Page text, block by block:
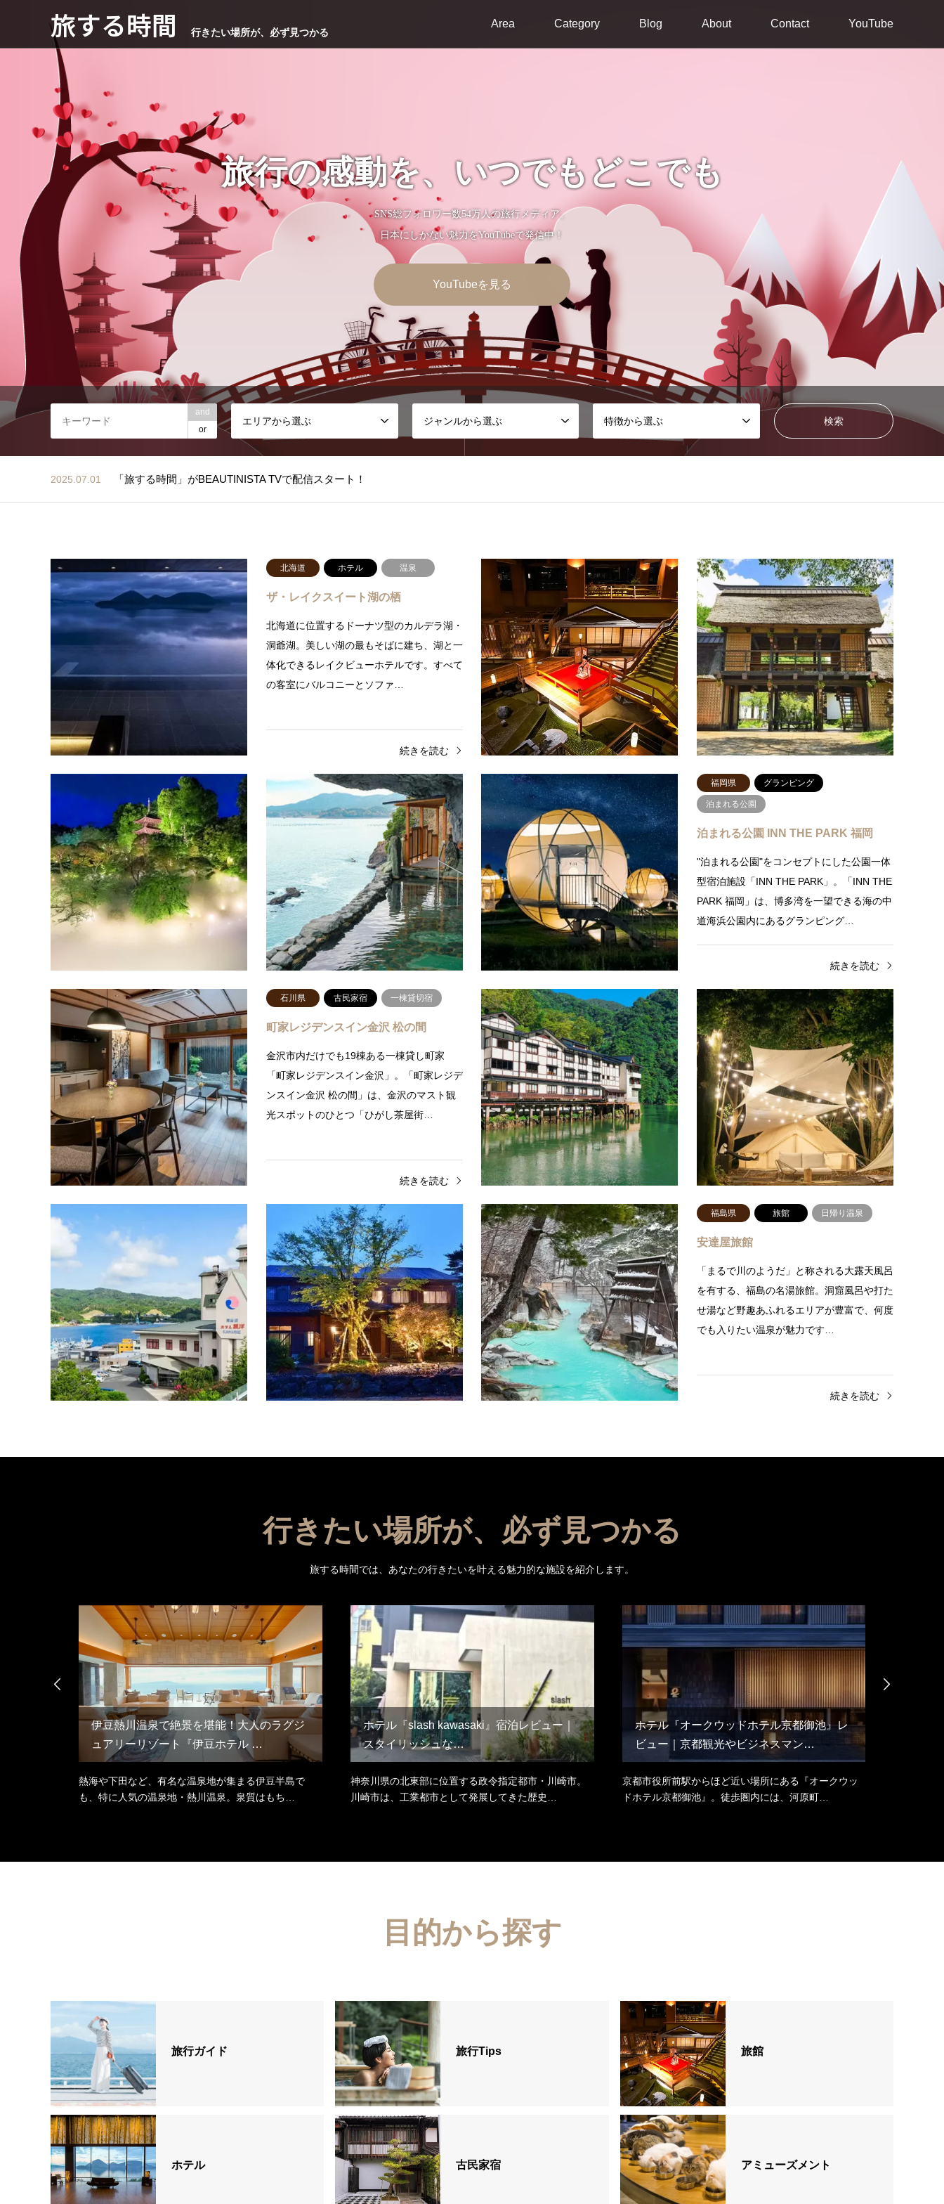
旅する時間 行きたい場所が、必ず見つかる
Area Category Blog About Contact YouTube
and
or
エリアから選ぶ ジャンルから選ぶ 特徴から選ぶ
2025.07.01 「旅する時間」がBEAUTINISTA TVで配信スタート！
2025.11.02 旅とおでかけのためのブランド、 『TABBIA』の予約販売を開始しました！
北海道 ホテル 温泉
ザ・レイクスイート湖の栖
北海道に位置するドーナツ型のカルデラ湖・
洞爺湖。美しい湖の最もそばに建ち、湖と一
体化できるレイクビューホテルです。すべて
の客室にバルコニーとソファ…
続きを読む
福島県 旅館 日帰り温泉
会津芦ノ牧温泉 大川荘
福島県・芦ノ牧温泉に佇む『大川荘』。 渓
谷の美しい自然に囲まれ、四季折々の絶景を
楽しめる宿です。 館内に入るとまず目が覚
めるのが、まるで『鬼滅の刃』…
続きを読む
東京都 ホテル 雲海
ホテル椿山荘東京
都心にありながら豊かな自然に包まれた『ホ
テル椿山荘東京』。都会の真ん中に広がる広
大な庭園では、春の桜や夏の蛍、秋の紅葉、
冬の椿など、四季折々の美し…
続きを読む
宮城県 旅館 日帰り温泉
南三陸ホテル観洋
宮城県北東部に位置する南三陸町。太平洋沿
いに佇む「南三陸ホテル観洋」は、雄大な自
然美と海の幸が魅力の温泉ホテルです。地下
2000mから湧出する深層天然温…
続きを読む
福岡県 グランピング
泊まれる公園
泊まれる公園 INN THE PARK 福岡
"泊まれる公園"をコンセプトにした公園一体
型宿泊施設「INN THE PARK」。「INN THE
PARK 福岡」は、博多湾を一望できる海の中
道海浜公園内にあるグランピング…
続きを読む
石川県 古民家宿 一棟貸切宿
町家レジデンスイン金沢 松の間
金沢市内だけでも19棟ある一棟貸し町家
「町家レジデンスイン金沢」。「町家レジデ
ンスイン金沢 松の間」は、金沢のマスト観
光スポットのひとつ「ひがし茶屋街…
続きを読む
富山県 日帰り温泉
船でしか行けない秘境の一軒宿 大牧
温泉
富山県の秘境に佇む一軒宿『大牧温泉』。
庄川の渓谷に囲まれたこの宿は、船でしか行
けない全国でも珍しい温泉宿です。宿へ向か
う約30分の船旅は、まるで別世…
続きを読む
旅館
サンマリン気仙沼ホテル観洋
気仙沼湾の絶景を独り占めできる『サンマリ
ン気仙沼ホテル観洋』。雄大なリアス式海岸
を見渡せる抜群のロケーションにあり、館内
どこにいても海を間近に感じ…
続きを読む
栃木県 旅館 日帰り温泉
お宿ひがしやま 別邸 蜉蝣の月
栃木県の最北に位置し、四季折々の自然と過
ごしやすい高原型気候が特徴の那須町。東京
方面からのアクセスの良さと、那須御用邸が
あることでも知られる洗練さ…
続きを読む
福島県 旅館 日帰り温泉
安達屋旅館
「まるで川のようだ」と称される大露天風呂
を有する、福島の名湯旅館。洞窟風呂や打た
せ湯など野趣あふれるエリアが豊富で、何度
でも入りたい温泉が魅力です…
続きを読む
行きたい場所が、必ず見つかる
旅する時間では、あなたの行きたいを叶える魅力的な施設を紹介します。

伊豆熱川温泉で絶景を堪能！大人のラグジ
ュアリーリゾート『伊豆ホテル …
熱海や下田など、有名な温泉地が集まる伊豆半島で
も、特に人気の温泉地・熱川温泉。泉質はもち…
ホテル『slash kawasaki』宿泊レビュー｜
スタイリッシュな…
神奈川県の北東部に位置する政令指定都市・川崎市。
川崎市は、工業都市として発展してきた歴史…
ホテル『オークウッドホテル京都御池』レ
ビュー｜京都観光やビジネスマン…
京都市役所前駅からほど近い場所にある『オークウッ
ドホテル京都御池』。徒歩圏内には、河原町…

目的から探す
旅行ガイド 旅行Tips 旅館
ホテル 古民家宿 アミューズメント